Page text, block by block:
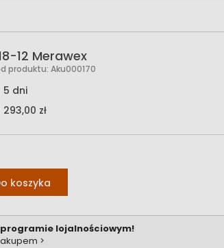
12 Merawex
produktu: Aku000170
5 dni
293,00 zł
koszyka
lojalnościowym!
>